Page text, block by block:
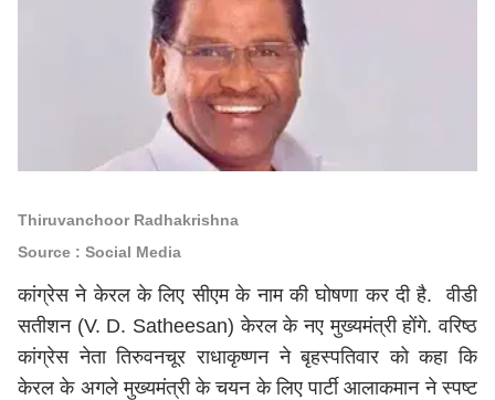
Thiruvanchoor Radhakrishna
Source : Social Media
कांग्रेस ने केरल के लिए सीएम के नाम की घोषणा कर दी है. वीडी
सतीशन (V. D. Satheesan) केरल के नए मुख्यमंत्री होंगे. वरिष्ठ
कांग्रेस नेता तिरुवनचूर राधाकृष्णन ने बृहस्पतिवार को कहा कि
केरल के अगले मुख्यमंत्री के चयन के लिए पार्टी आलाकमान ने स्पष्ट